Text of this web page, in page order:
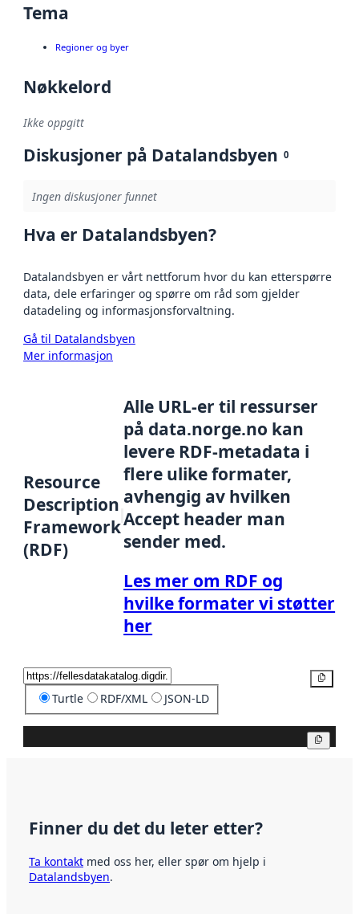
Tema
Regioner og byer
Nøkkelord
Ikke oppgitt
Diskusjoner på Datalandsbyen 0
Ingen diskusjoner funnet
Hva er Datalandsbyen?
Datalandsbyen er vårt nettforum hvor du kan etterspørre
data, dele erfaringer og spørre om råd som gjelder
datadeling og informasjonsforvaltning.
Gå til Datalandsbyen
Mer informasjon
Resource
Description
Framework
(RDF)
Alle URL-er til ressurser
på data.norge.no kan
levere RDF-metadata i
flere ulike formater,
avhengig av hvilken
Accept header man
sender med.
Les mer om RDF og
hvilke formater vi støtter
her
Turtle RDF/XML JSON-LD
Finner du det du leter etter?
Ta kontakt med oss her, eller spør om hjelp i
Datalandsbyen.